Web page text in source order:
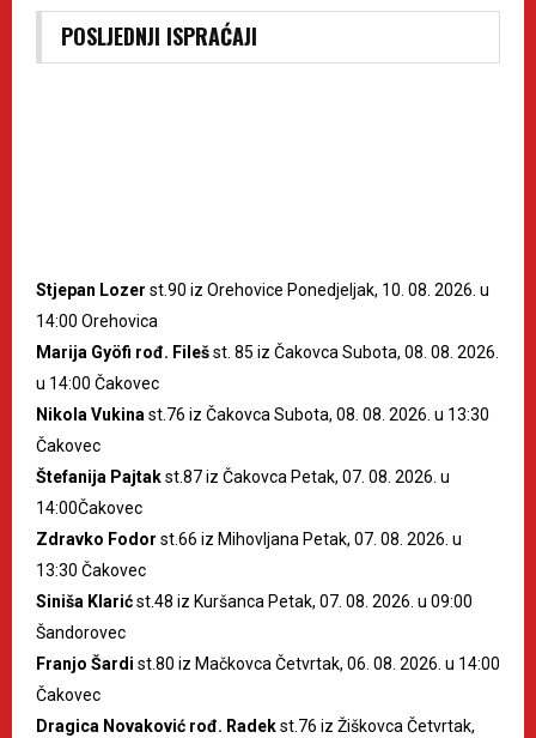
POSLJEDNJI ISPRAĆAJI
Stjepan Lozer st.90 iz Orehovice Ponedjeljak, 10. 08. 2026. u
14:00 Orehovica
Marija Gyöfi rođ. Filešst. 85 iz Čakovca Subota, 08. 08. 2026.
u 14:00 Čakovec
Nikola Vukina st.76 iz Čakovca Subota, 08. 08. 2026. u 13:30
Čakovec
Štefanija Pajtakst.87 iz Čakovca Petak, 07. 08. 2026. u
14:00Čakovec
Zdravko Fodor st.66 iz Mihovljana Petak, 07. 08. 2026. u
13:30 Čakovec
Siniša Klarićst.48 iz Kuršanca Petak, 07. 08. 2026. u 09:00
Šandorovec
Franjo Šardi st.80 iz Mačkovca Četvrtak, 06. 08. 2026. u 14:00
Čakovec
Dragica Novaković rođ. Radekst.76 iz Žiškovca Četvrtak,